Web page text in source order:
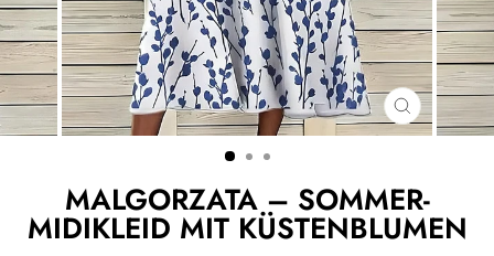
ESC)
MALGORZATA – SOMMER-
MIDIKLEID MIT KÜSTENBLUMEN